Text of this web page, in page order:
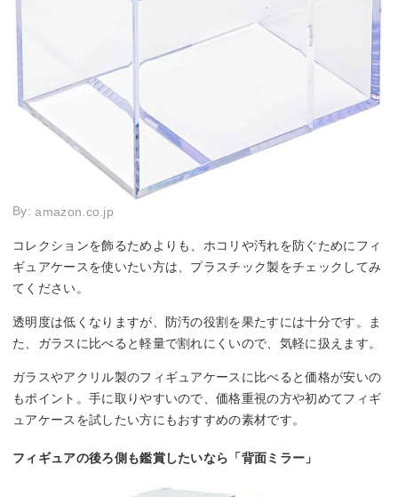
By:amazon.co.jp
コレクションを飾るためよりも、ホコリや汚れを防ぐためにフィ
ギュアケースを使いたい方は、プラスチック製をチェックしてみ
てください。
透明度は低くなりますが、防汚の役割を果たすには十分です。ま
た、ガラスに比べると軽量で割れにくいので、気軽に扱えます。
ガラスやアクリル製のフィギュアケースに比べると価格が安いの
もポイント。手に取りやすいので、価格重視の方や初めてフィギ
ュアケースを試したい方にもおすすめの素材です。
フィギュアの後ろ側も鑑賞したいなら「背面ミラー」